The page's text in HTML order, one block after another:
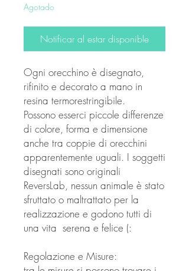
Agotado
Notificar al estar disponible
Ogni orecchino è disegnato,
rifinito e decorato a mano in
resina termorestringibile.
Possono esserci piccole differenze
di colore, forma e dimensione
anche tra coppie di orecchini
apparentemente uguali. I soggetti
disegnati sono originali
ReversLab, nessun animale è stato
sfruttato o maltrattato per la
realizzazione e godono tutti di
una vita serena e felice (:
Regolazione e Misure: